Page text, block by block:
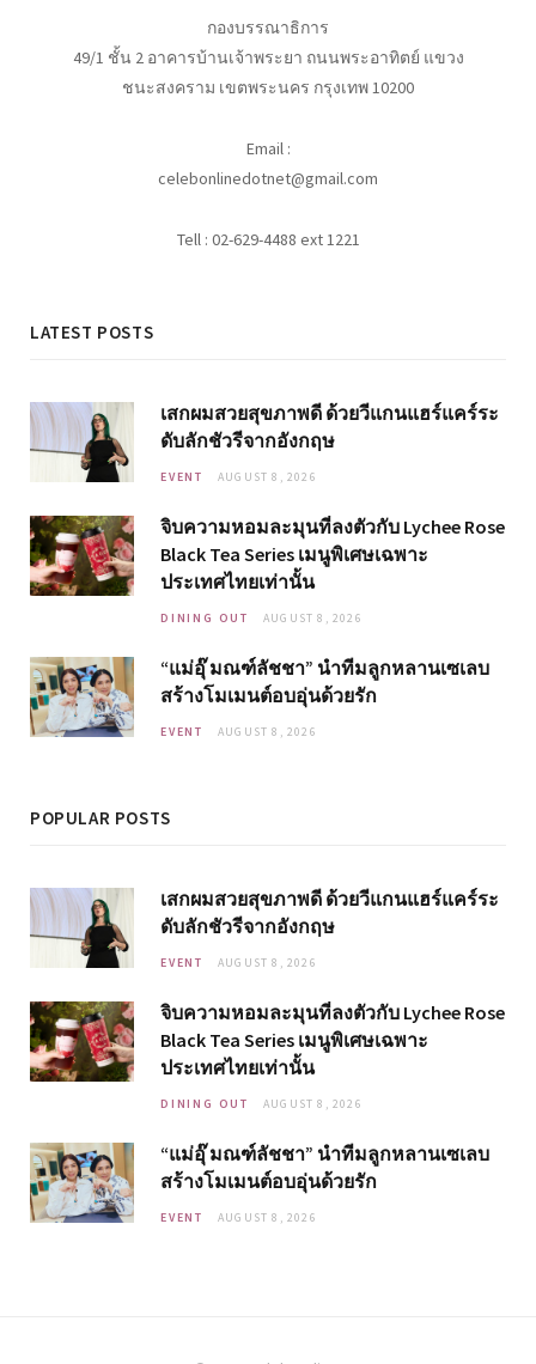
กองบรรณาธิการ
49/1 ชั้น 2 อาคารบ้านเจ้าพระยา ถนนพระอาทิตย์ แขวง
ชนะสงคราม เขตพระนคร กรุงเทพ 10200
Email :
celebonlinedotnet@gmail.com
Tell : 02-629-4488 ext 1221
LATEST POSTS
เสกผมสวยสุขภาพดี ด้วยวีแกนแฮร์แคร์ระ
ดับลักชัวรีจากอังกฤษ
EVENT AUGUST 8, 2026
จิบความหอมละมุนที่ลงตัวกับ Lychee Rose
Black Tea Series เมนูพิเศษเฉพาะ
ประเทศไทยเท่านั้น
DINING OUT AUGUST 8, 2026
“แม่อุ๊ มณฑ์ลัชชา” นำทีมลูกหลานเซเลบ
สร้างโมเมนต์อบอุ่นด้วยรัก
EVENT AUGUST 8, 2026
POPULAR POSTS
เสกผมสวยสุขภาพดี ด้วยวีแกนแฮร์แคร์ระ
ดับลักชัวรีจากอังกฤษ
EVENT AUGUST 8, 2026
จิบความหอมละมุนที่ลงตัวกับ Lychee Rose
Black Tea Series เมนูพิเศษเฉพาะ
ประเทศไทยเท่านั้น
DINING OUT AUGUST 8, 2026
“แม่อุ๊ มณฑ์ลัชชา” นำทีมลูกหลานเซเลบ
สร้างโมเมนต์อบอุ่นด้วยรัก
EVENT AUGUST 8, 2026